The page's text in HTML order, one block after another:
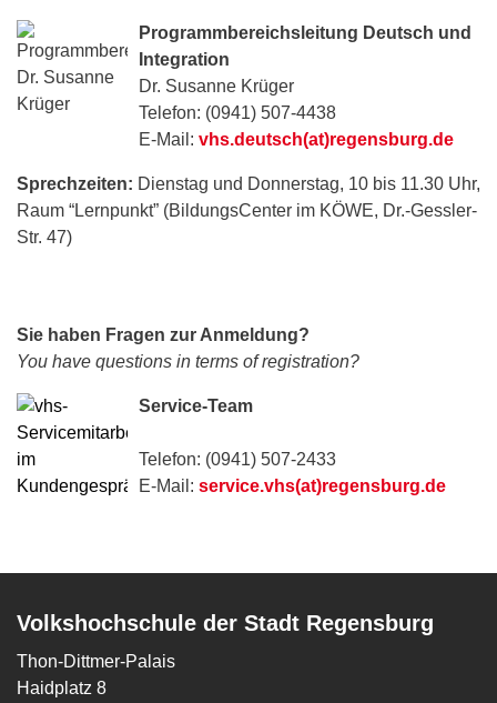
Programmbereichsleitung Deutsch und
Integration
Dr. Susanne Krüger
Telefon: (0941) 507-4438
E-Mail: vhs.deutsch(at)regensburg.de
Sprechzeiten: Dienstag und Donnerstag, 10 bis 11.30 Uhr,
Raum “Lernpunkt” (BildungsCenter im KÖWE, Dr.-Gessler-
Str. 47)
Sie haben Fragen zur Anmeldung?
You have questions in terms of registration?
Service-Team
Telefon: (0941) 507-2433
E-Mail: service.vhs(at)regensburg.de
Volkshochschule der Stadt Regensburg
Thon-Dittmer-Palais
Haidplatz 8